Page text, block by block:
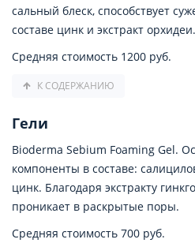
сальный блеск, способствует
составе цинк и экстракт орхидеи.
Средняя стоимость 1200 руб.
К СОДЕРЖАНИЮ
Гели
Bioderma Sebium Foaming Gel.
компоненты в составе:
цинк. Благодаря экстракту
проникает в раскрытые поры.
Средняя стоимость 700 руб.